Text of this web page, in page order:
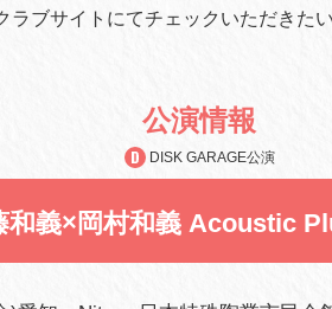
ブサイトにてチェックいただきたい
公演情報
DISK GARAGE公演
和義×岡村和義 Acoustic